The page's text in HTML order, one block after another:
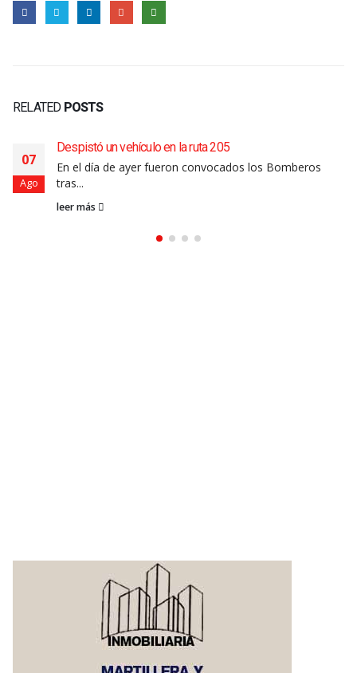
RELATED POSTS
07
Ago
Despistó un vehículo en la ruta 205
En el día de ayer fueron convocados los Bomberos
tras...
leer más